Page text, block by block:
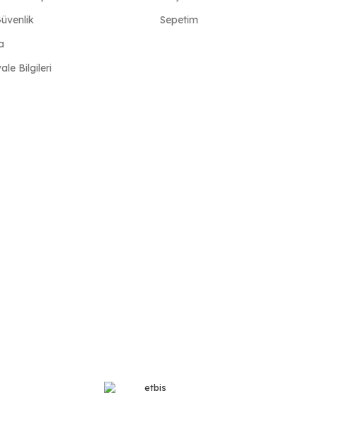
Bilgileri
Sepetim